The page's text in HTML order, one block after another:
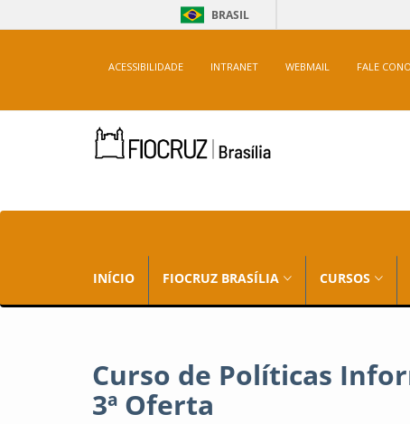
BRASIL
ACESSIBILIDADE INTRANET WEBMAIL FALE
INÍCIO FIOCRUZ BRASÍLIA CURSOS
Curso de Políticas
3ª Oferta